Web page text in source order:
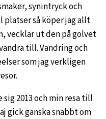
synintryck och
platser så köper jag allt
vecklar ut den på golvet
till. Vandring och
som jag verkligen
2013 och min resa till
gick ganska snabbt om